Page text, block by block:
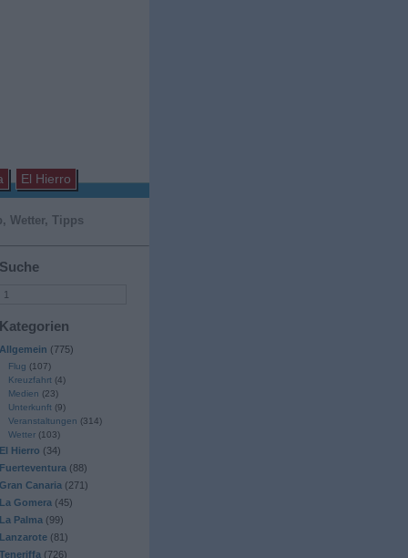
El Hierro
Wetter, Tipps
Suche
Kategorien
Allgemein (775)
Flug (107)
Kreuzfahrt (4)
Medien (23)
Unterkunft (9)
Veranstaltungen (314)
Wetter(103)
El Hierro (34)
Fuerteventura (88)
Gran Canaria (271)
La Gomera (45)
La Palma (99)
Lanzarote(81)
Teneriffa (726)